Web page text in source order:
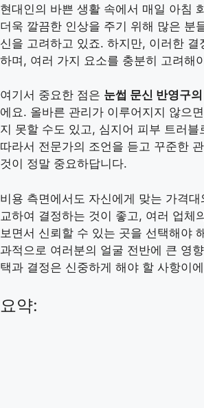
현대인의 바쁜 생활 속에서 매일 아침
더욱 깔끔한 인상을 주기 위해 많은 분
신을 고려하고 있죠. 하지만, 이러한 결
하며, 여러 가지 요소를 충분히 고려해
여기서 중요한 점은 눈썹 문신 반영구
에요. 올바른 관리가 이루어지지 않으
지 못할 수도 있고, 심지어 피부 트러블
따라서 전문가의 조언을 듣고 꾸준한
것이 정말 중요하답니다.
비용 측면에서도 자신에게 맞는 가격
교하여 결정하는 것이 좋고, 여러 업체
보면서 신뢰할 수 있는 곳을 선택해야
과적으로 여러분의 얼굴 전반에 큰 영
택과 결정은 신중하게 해야 할 사항이
요약: